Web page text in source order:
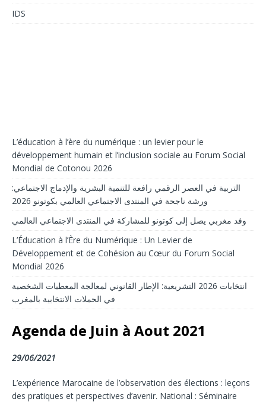
IDS
L’éducation à l’ère du numérique : un levier pour le
développement humain et l’inclusion sociale au Forum Social
Mondial de Cotonou 2026
التربية في العصر الرقمي رافعة للتنمية البشرية والإدماج الاجتماعي:
ورشة ناجحة في المنتدى الاجتماعي العالمي بكوتونو 2026
وفد مغربي يصل إلى كوتونو للمشاركة في المنتدى الاجتماعي العالمي
L’Éducation à l’Ère du Numérique : Un Levier de
Développement et de Cohésion au Cœur du Forum Social
Mondial 2026
انتخابات 2026 التشريعية: الإطار القانوني لمعالجة المعطيات الشخصية
في الحملات الانتخابية بالمغرب
Agenda de Juin à Aout 2021
29/06/2021
L’expérience Marocaine de l’observation des élections : leçons
des pratiques et perspectives d’avenir. National : Séminaire